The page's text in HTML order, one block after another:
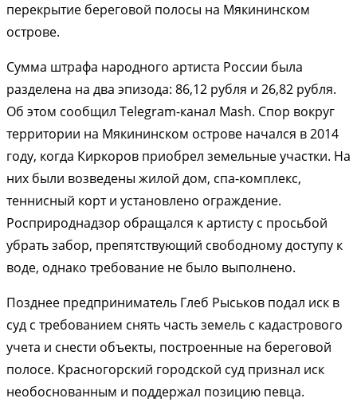
перекрытие береговой полосы на Мякининском
острове.
Сумма штрафа народного артиста России была
разделена на два эпизода: 86,12 рубля и 26,82 рубля.
Об этом сообщил Telegram-канал Mash. Спор вокруг
территории на Мякининском острове начался в 2014
году, когда Киркоров приобрел земельные участки. На
них были возведены жилой дом, спа-комплекс,
теннисный корт и установлено ограждение.
Росприроднадзор обращался к артисту с просьбой
убрать забор, препятствующий свободному доступу к
воде, однако требование не было выполнено.
Позднее предприниматель Глеб Рыськов подал иск в
суд с требованием снять часть земель с кадастрового
учета и снести объекты, построенные на береговой
полосе. Красногорский городской суд признал иск
необоснованным и поддержал позицию певца.